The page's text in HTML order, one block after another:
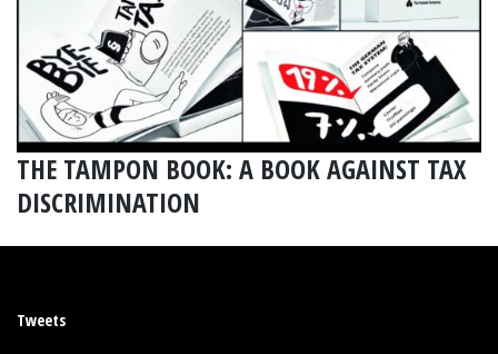
THE TAMPON BOOK: A BOOK AGAINST TAX
DISCRIMINATION
Tweets